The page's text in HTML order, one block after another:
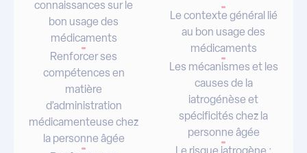
connaissances sur le
bon usage des
médicaments
Renforcer ses
compétences en
matière
d’administration
médicamenteuse chez
la personne âgée
Le contexte général lié
au bon usage des
médicaments
Les mécanismes et les
causes de la
iatrogénèse et
spécificités chez la
personne âgée